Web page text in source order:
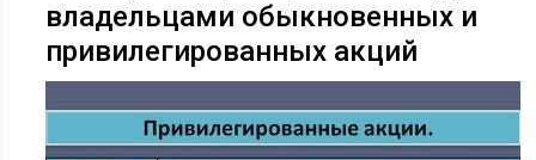
владельцами обыкновенных и
привилегированных акций